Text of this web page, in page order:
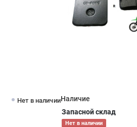
Нет в наличииНаличие
Запасной склад
Нет в наличии